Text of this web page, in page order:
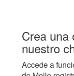
Crea una
nuestro
Accede a